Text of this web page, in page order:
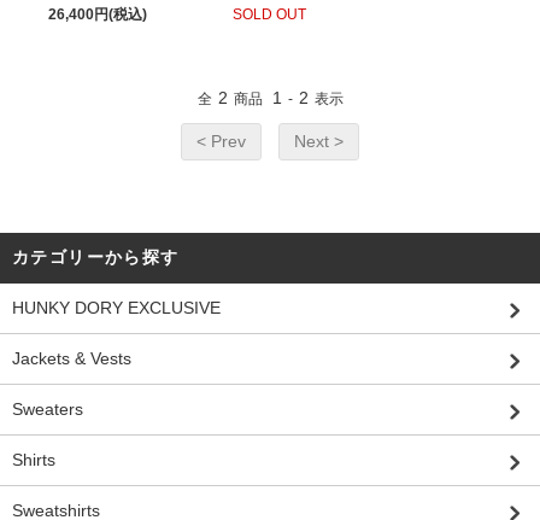
26,400円(税込)
SOLD OUT
全 2 商品 1 - 2 表示
< Prev Next >
カテゴリーから探す
HUNKY DORY EXCLUSIVE
Jackets & Vests
Sweaters
Shirts
Sweatshirts